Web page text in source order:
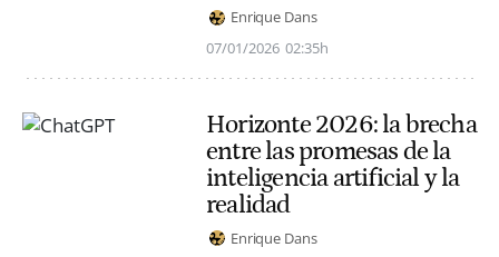
Enrique Dans
07/01/2026 02:35h
Horizonte 2026: la brecha
entre las promesas de la
inteligencia artificial y la
realidad
Enrique Dans